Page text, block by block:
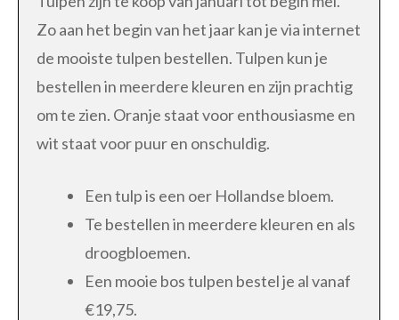
Zo aan het begin van het jaar kan je via internet
de mooiste tulpen bestellen. Tulpen kun je
bestellen in meerdere kleuren en zijn prachtig
om te zien. Oranje staat voor enthousiasme en
wit staat voor puur en onschuldig.
Een tulp is een oer Hollandse bloem.
Te bestellen in meerdere kleuren en als
droogbloemen.
Een mooie bos tulpen bestel je al vanaf
€19,75.